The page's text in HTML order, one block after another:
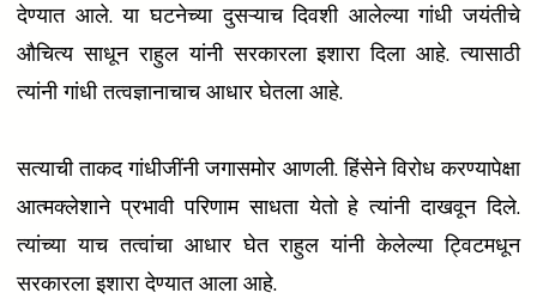
देण्यात आले. या घटनेच्या दुसऱ्याच दिवशी आलेल्या गांधी जयंतीचे
औचित्य साधून राहुल यांनी सरकारला इशारा दिला आहे. त्यासाठी
त्यांनी गांधी तत्वज्ञानाचाच आधार घेतला आहे.
सत्याची ताकद गांधीजींनी जगासमोर आणली. हिंसेने विरोध करण्यापेक्षा
आत्मक्लेशाने प्रभावी परिणाम साधता येतो हे त्यांनी दाखवून दिले.
त्यांच्या याच तत्वांचा आधार घेत राहुल यांनी केलेल्या ट्विटमधून
सरकारला इशारा देण्यात आला आहे.